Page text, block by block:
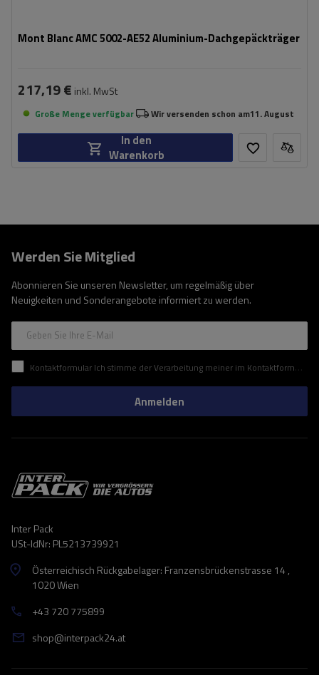
Mont Blanc AMC 5002-AE52 Aluminium-Dachgepäckträger
217,19 € inkl. MwSt
Große Menge verfügbar Wir versenden schon am11. August
In den
Warenkorb
Werden Sie Mitglied
Abonnieren Sie unseren Newsletter, um regelmäßig über
Neuigkeiten und Sonderangebote informiert zu werden.
Geben Sie Ihre E-Mail
Kontaktformular Ich stimme der Verarbeitung meiner im Kontaktformular enthaltenen personenbezogenen Daten gemäß der Verordnung (EU) des Europäischen Parlaments und des Rates zu.
Anmelden
Inter Pack
USt-IdNr: PL5213739921
Österreichisch Rückgabelager: Franzensbrückenstrasse 14 ,
1020 Wien
+43 720 775899
shop@interpack24.at